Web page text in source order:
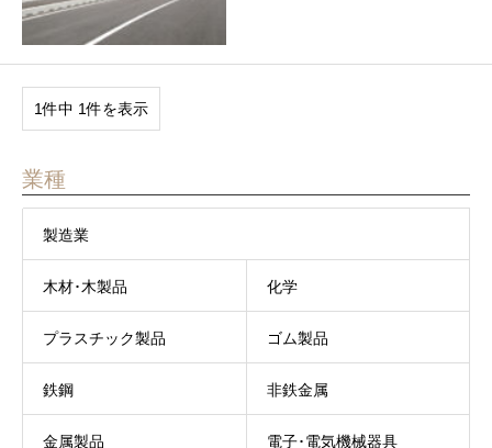
1件中 1件を表示
業種
製造業
木材･木製品 化学
プラスチック製品 ゴム製品
鉄鋼 非鉄金属
金属製品 電子･電気機械器具